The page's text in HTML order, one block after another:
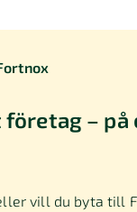
– på
vill du byta till